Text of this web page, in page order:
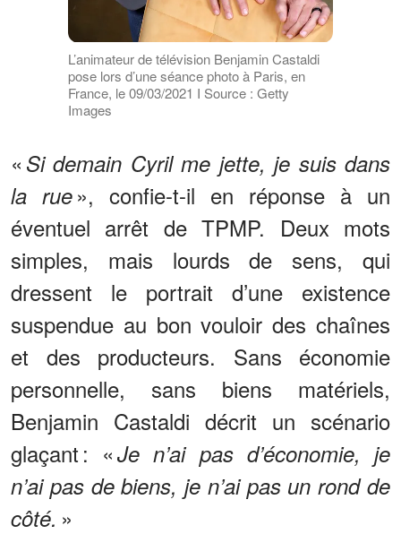
L’animateur de télévision Benjamin Castaldi
pose lors d’une séance photo à Paris, en
France, le 09/03/2021 I Source : Getty
Images
« Si demain Cyril me jette, je suis dans
la rue», confie-t-il en réponse à un
éventuel arrêt de TPMP. Deux mots
simples, mais lourds de sens, qui
dressent le portrait d’une existence
suspendue au bon vouloir des chaînes
et des producteurs. Sans économie
personnelle, sans biens matériels,
Benjamin Castaldi décrit un scénario
glaçant : «Je n’ai pas d’économie, je
n’ai pas de biens, je n’ai pas un rond de
côté. »